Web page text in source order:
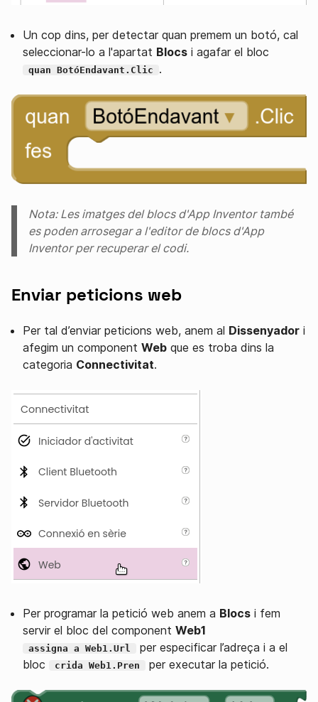
Un cop dins, per detectar quan premem un botó, cal
seleccionar-lo a l'apartat Blocs i agafar el bloc
quan BotóEndavant.Clic .
Nota: Les imatges del blocs d'App Inventor també
es poden arrosegar a l'editor de blocs d'App
Inventor per recuperar el codi.
Enviar peticions web
Per tal d’enviar peticions web, anem al Dissenyador i
afegim un component Web que es troba dins la
categoria Connectivitat.
Per programar la petició web anem a Blocs i fem
servir el bloc del component Web1
assigna a Web1.Url
per especificar l’adreça i a el
bloc
crida Web1.Pren per executar la petició.